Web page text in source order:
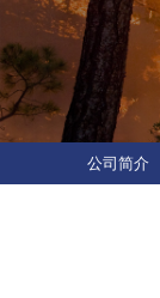
公司简介